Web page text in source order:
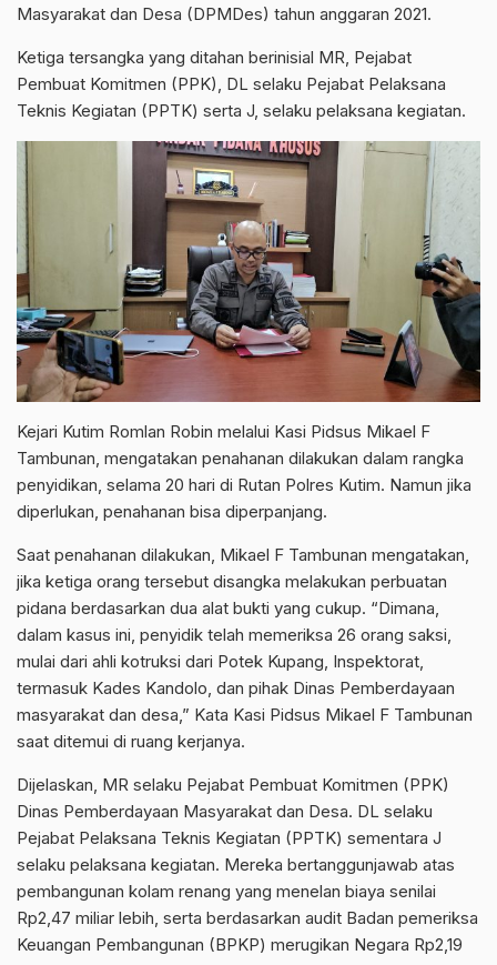
Masyarakat dan Desa (DPMDes) tahun anggaran 2021.
Ketiga tersangka yang ditahan berinisial MR, Pejabat
Pembuat Komitmen (PPK), DL selaku Pejabat Pelaksana
Teknis Kegiatan (PPTK) serta J, selaku pelaksana kegiatan.
Kejari Kutim Romlan Robin melalui Kasi Pidsus Mikael F
Tambunan, mengatakan penahanan dilakukan dalam rangka
penyidikan, selama 20 hari di Rutan Polres Kutim. Namun jika
diperlukan, penahanan bisa diperpanjang.
Saat penahanan dilakukan, Mikael F Tambunan mengatakan,
jika ketiga orang tersebut disangka melakukan perbuatan
pidana berdasarkan dua alat bukti yang cukup. “Dimana,
dalam kasus ini, penyidik telah memeriksa 26 orang saksi,
mulai dari ahli kotruksi dari Potek Kupang, Inspektorat,
termasuk Kades Kandolo, dan pihak Dinas Pemberdayaan
masyarakat dan desa,” Kata Kasi Pidsus Mikael F Tambunan
saat ditemui di ruang kerjanya.
Dijelaskan, MR selaku Pejabat Pembuat Komitmen (PPK)
Dinas Pemberdayaan Masyarakat dan Desa. DL selaku
Pejabat Pelaksana Teknis Kegiatan (PPTK) sementara J
selaku pelaksana kegiatan. Mereka bertanggunjawab atas
pembangunan kolam renang yang menelan biaya senilai
Rp2,47 miliar lebih, serta berdasarkan audit Badan pemeriksa
Keuangan Pembangunan (BPKP) merugikan Negara Rp2,19